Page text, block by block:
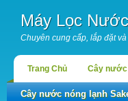
Máy Lọc
Chuyên cung cấp, lắp đặt
Trang Chủ Cây nước
Cây nước nóng lạnh